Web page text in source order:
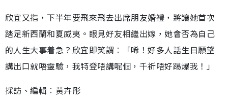
欣宜又指，下半年要飛來飛去出席朋友婚禮，將讓她首次
踏足新西蘭和夏威夷。眼見好友相繼出嫁，她會否為自己
的人生大事着急？欣宜即笑謂︰「唏！好多人話生日願望
講出口就唔靈驗，我特登唔講呢個，千祈唔好踢爆我！」
採訪、編輯︰黃卉彤